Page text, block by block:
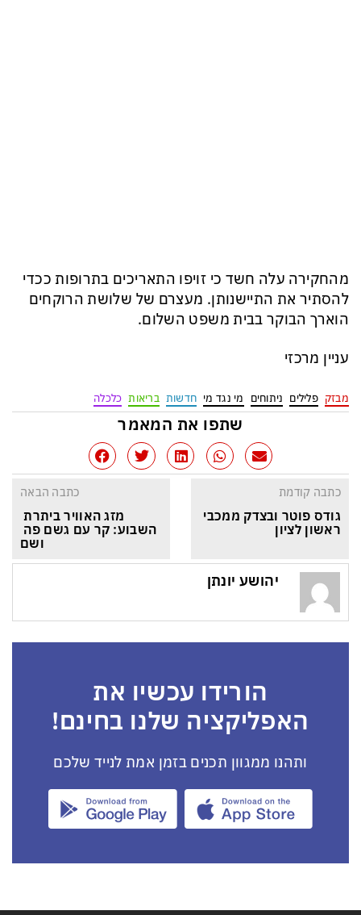
מהחקירה עלה חשד כי זויפו התאריכים בתרופות ככדי
להסתיר את התיישנותן. מעצרם של שלושת הרוקחים
הוארך הבוקר בבית משפט השלום.
עניין מרכזי
מבזק פלילים ניתוחים מי נגד מי חדשות בריאות כלכלה
שתפו את המאמר
כתבה קודמת
גודס פוטר ובצדק ממכבי
ראשון לציון
כתבה הבאה
מזג האוויר ביתרת
השבוע: קר עם גשם פה
ושם
יהושע יונתן
הורידו עכשיו את
האפליקציה שלנו בחינם!
ותהנו ממגוון תכנים בזמן אמת לנייד שלכם